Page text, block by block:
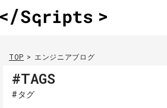
TOP エンジニアブログ
#TAGS
#タグ